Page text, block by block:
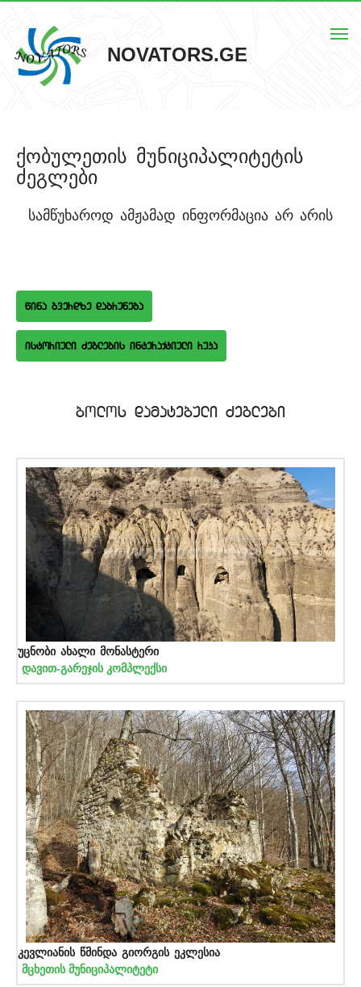
NOVATORS.GE
ჩვენს შესახებ
ქობულეთის მუნიციპალიტეტის
ძეგლები
სამწუხაროდ ამჟამად ინფორმაცია არ არის
wina gverdze dabruneba
istoriuli Zeglebis interaqtiuli ruka
bolos damatebuli Zeglebi
უცნობი ახალი მონასტერი
დავით-გარეჯის კომპლექსი
კევლიანის წმინდა გიორგის ეკლესია
მცხეთის მუნიციპალიტეტი